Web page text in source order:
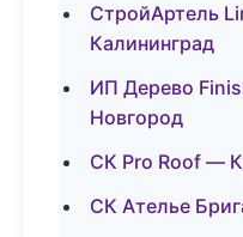
СтройАртель
Калининград
ИП Дерево
Новгород
СК Pro Roof —
СК Ателье